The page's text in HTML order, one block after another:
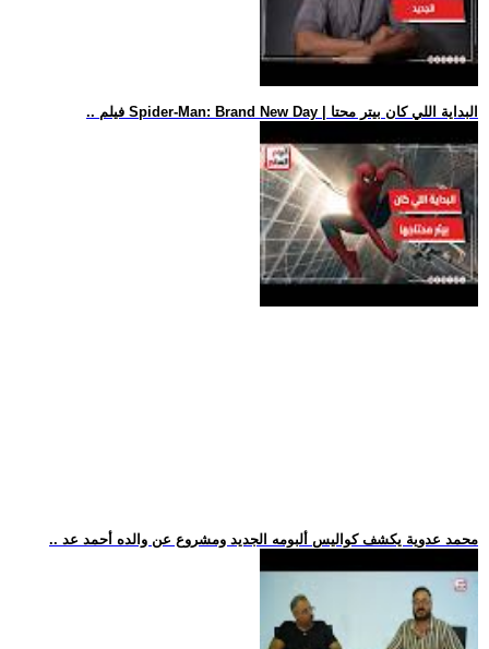
.. فيلم Spider-Man: Brand New Day | البداية اللي كان بيتر محتا
.. محمد عدوية يكشف كواليس ألبومه الجديد ومشروع عن والده أحمد عد